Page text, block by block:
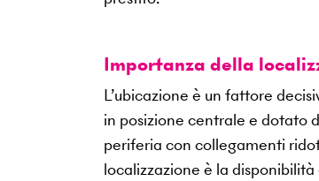
Importanza della
L’ubicazione è un fattore
in posizione centrale e dotato
periferia con collegamenti
localizzazione è la